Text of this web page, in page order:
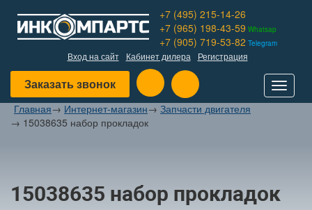
+7 (495) 215-14-26
+7 (965) 198-43-59 Whatsap
+7 (905) 719-53-82 Telegram
Вход на сайт Кабинет дилера Регистрация
Заказать звонок
Toggle
Главная→ Интернет-магазин→ Запчасти двигателя
→ 15038635 набор прокладок
15038635 набор прокладок